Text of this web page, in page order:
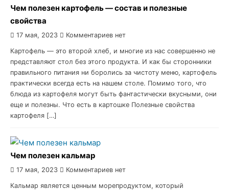
Чем полезен картофель — состав и полезные
свойства
17 мая, 2023 Комментариев нет
Картофель — это второй хлеб, и многие из нас совершенно не
представляют стол без этого продукта. И как бы сторонники
правильного питания ни боролись за чистоту меню, картофель
практически всегда есть на нашем столе. Помимо того, что
блюда из картофеля могут быть фантастически вкусными, они
еще и полезны. Что есть в картошке Полезные свойства
картофеля […]
Чем полезен кальмар
17 мая, 2023 Комментариев нет
Кальмар является ценным морепродуктом, который